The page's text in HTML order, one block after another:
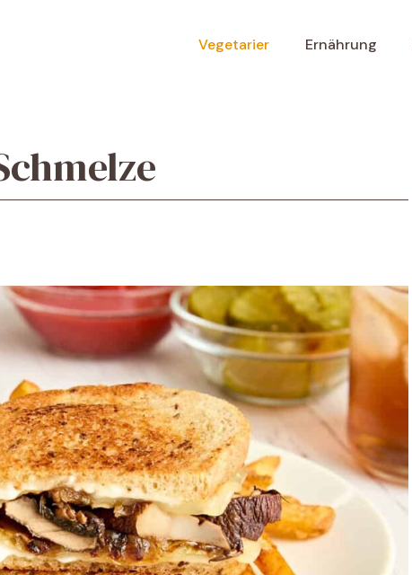
Vegetarier Ernährung